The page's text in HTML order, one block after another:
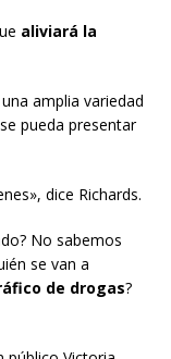
aliviará la
amplia variedad
pueda presentar
dice Richards.
No sabemos
se van a
de drogas?